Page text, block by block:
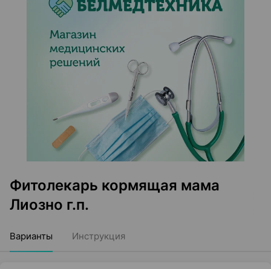
Фитолекарь кормящая мама
Лиозно г.п.
Варианты Инструкция